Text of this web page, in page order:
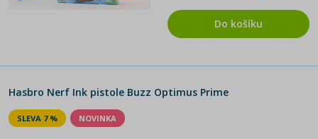
Do košíku
Hasbro Nerf Ink pistole Buzz Optimus Prime
SLEVA 7 % NOVINKA